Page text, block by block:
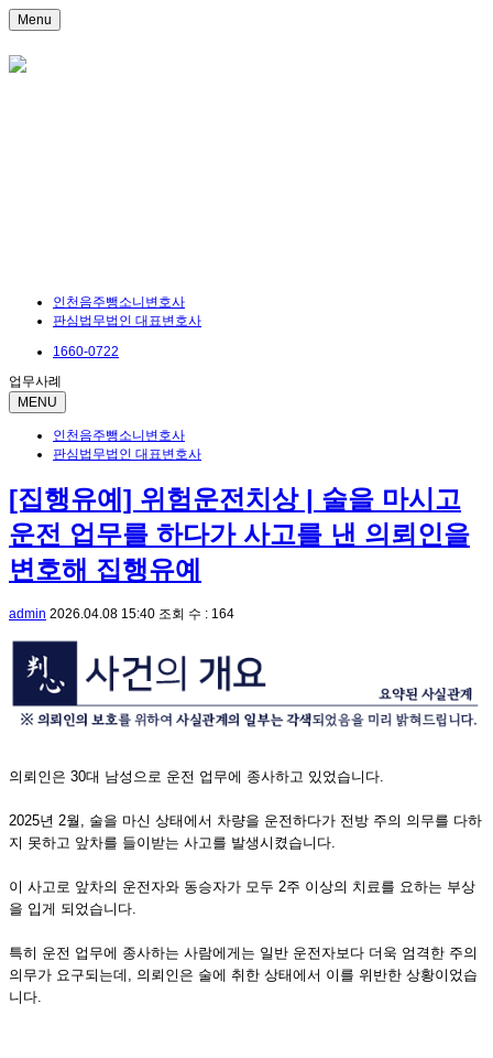
Menu
인천음주뺑소니변호사
판심법무법인 대표변호사
1660-0722
업무사례
MENU
인천음주뺑소니변호사
판심법무법인 대표변호사
[집행유예] 위험운전치상 | 술을 마시고
운전 업무를 하다가 사고를 낸 의뢰인을
변호해 집행유예
admin 2026.04.08 15:40 조회 수 : 164
의뢰인은 30대 남성으로 운전 업무에 종사하고 있었습니다.
2025년 2월, 술을 마신 상태에서 차량을 운전하다가 전방 주의 의무를 다하
지 못하고 앞차를 들이받는 사고를 발생시켰습니다.
이 사고로 앞차의 운전자와 동승자가 모두 2주 이상의 치료를 요하는 부상
을 입게 되었습니다.
특히 운전 업무에 종사하는 사람에게는 일반 운전자보다 더욱 엄격한 주의
의무가 요구되는데, 의뢰인은 술에 취한 상태에서 이를 위반한 상황이었습
니다.